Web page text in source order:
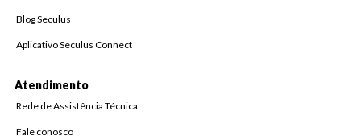
Blog Seculus
Aplicativo Seculus Connect
Atendimento
Rede de Assistência Técnica
Fale conosco